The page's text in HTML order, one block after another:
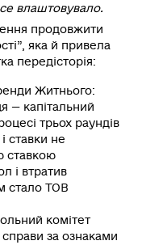
влаштовувало.
продовжити
яка й привела
передісторія:
Житнього:
— капітальний
трьох раундів
ставки не
ставкою
і втратив
стало ТОВ
комітет
за ознаками